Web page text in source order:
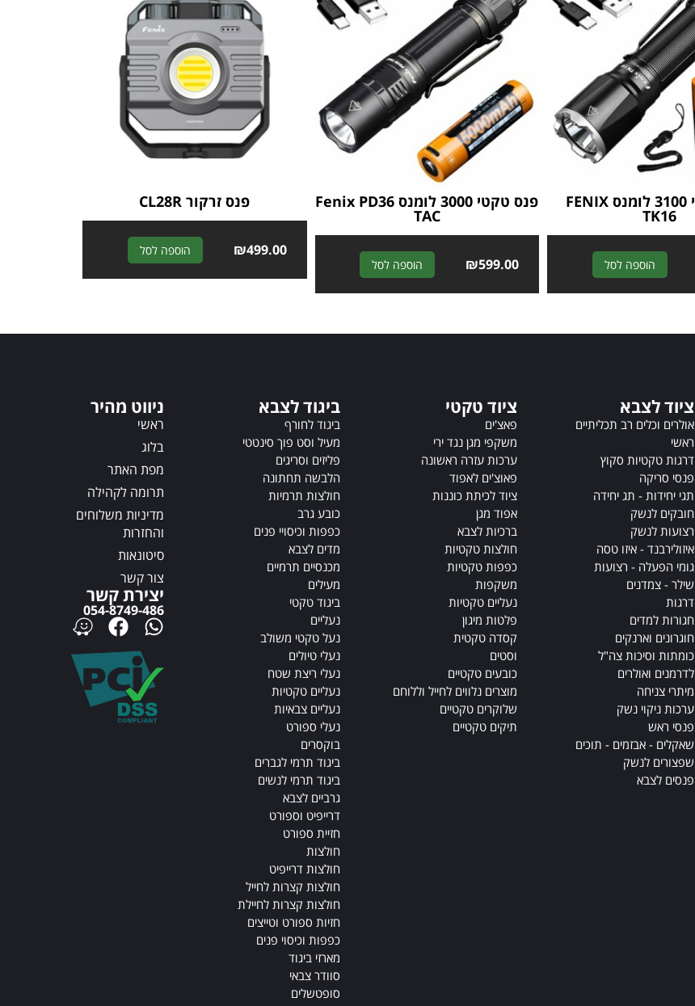
פנס טקטי 3100 לומנס FENIX
TK16
הוספה לסל
t
r
v
פנס טקטי 3000 לומנס Fenix ​​PD36
TAC
₪599.00 הוספה לסל
l
t
r
פנס זרקור CL28R
₪499.00 הוספה לסל
t
n
v
ציוד לצבא
אולרים וכלים רב תכליתיים
ראשי
דרגות טקטיות סקוץ
פנסי סריקה
תגי יחידות - תג יחידה
חובקים לנשק
רצועות לנשק
איזולירבנד - איזו טסה
גומי הפעלה - רצועות
שילר - צמדנים
דרגות
חגורות למדים
חוגרונים וארנקים
כומתות וסיכות צה"ל
לדרמנים ואולרים
מיתרי צניחה
ערכות ניקוי נשק
פנסי ראש
שאקלים - אבזמים - תוכים
שפצורים לנשק
פנסים לצבא
ציוד טקטי
פאצ'ים
משקפי מגן נגד ירי
ערכות עזרה ראשונה
פאוצ'ים לאפוד
ציוד לכיתת כוננות
אפוד מגן
ברכיות לצבא
חולצות טקטיות
כפפות טקטיות
משקפות
נעליים טקטיות
פלטות מיגון
קסדה טקטית
וסטים
כובעים טקטיים
מוצרים נלווים לחייל וללוחם
שלוקרים טקטיים
תיקים טקטיים
ביגוד לצבא
ביגוד לחורף
מעיל וסט פוך סינטטי
פליזים וסריגים
הלבשה תחתונה
חולצות תרמיות
כובע גרב
כפפות וכיסויי פנים
מדים לצבא
מכנסיים תרמיים
מעילים
ביגוד טקטי
נעליים
נעל טקטי משולב
נעלי טיולים
נעלי ריצת שטח
נעליים טקטיות
נעליים צבאיות
נעלי ספורט
בוקסרים
ביגוד תרמי לגברים
ביגוד תרמי לנשים
גרביים לצבא
דרייפיט וספורט
חזיית ספורט
חולצות
חולצות דרייפיט
חולצות קצרות לחייל
חולצות קצרות לחיילת
חזיות ספורט וטייצים
כפפות וכיסוי פנים
מארזי ביגוד
סוודר צבאי
סופטשלים
ניווט מהיר
ראשי
בלוג
מפת האתר
תרומה לקהילה
מדיניות משלוחים
והחזרות
סיטונאות
צור קשר
יצירת קשר
054-8749-486